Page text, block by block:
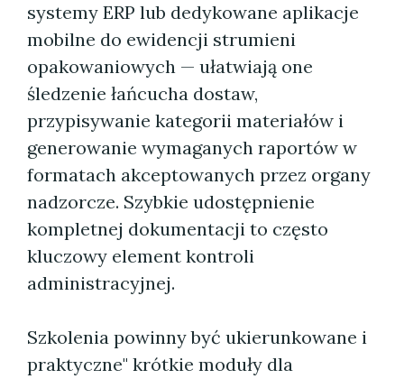
systemy ERP lub dedykowane aplikacje
mobilne do ewidencji strumieni
opakowaniowych — ułatwiają one
śledzenie łańcucha dostaw,
przypisywanie kategorii materiałów i
generowanie wymaganych raportów w
formatach akceptowanych przez organy
nadzorcze. Szybkie udostępnienie
kompletnej dokumentacji to często
kluczowy element kontroli
administracyjnej.
Szkolenia powinny być ukierunkowane i
praktyczne" krótkie moduły dla